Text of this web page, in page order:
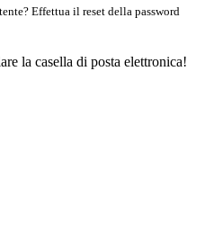
Effettua il reset della password
la casella di posta elettronica!